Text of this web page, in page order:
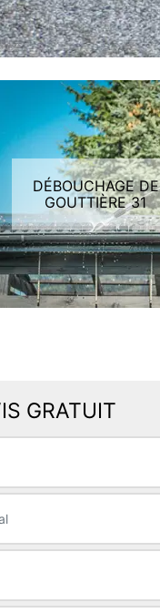
DÉBOUCHAGE DE
GOUTTIÈRE 31
GRATUIT